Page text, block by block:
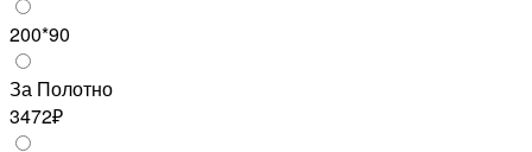
200*90
За Полотно
3472₽